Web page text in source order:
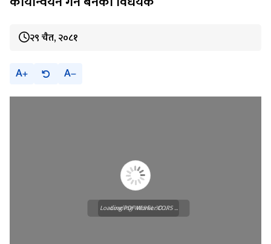
२९ चैत, २०८१
A A
Loading WEBGL 3D ...
Loading PDF Worker CORS ...